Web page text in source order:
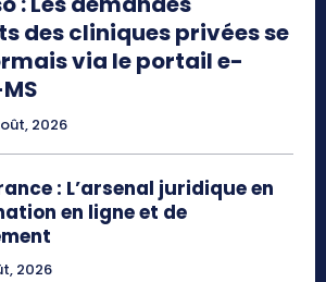
des cliniques privées se
via le portail e-
2026
: L’arsenal juridique en
en ligne et de
2026